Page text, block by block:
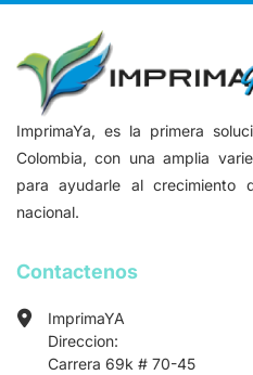
ImprimaYa, es la primera
Colombia, con una amplia
para ayudarle al crecimiento
nacional.
Contactenos
ImprimaYA
Direccion:
Carrera 69k # 70-45